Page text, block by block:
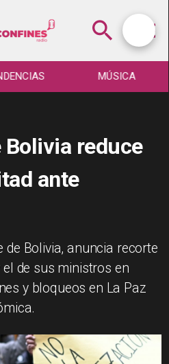
MÚSICA
Bolivia reduce
ante
de Bolivia, anuncia recorte
de sus ministros en
y bloqueos en La Paz